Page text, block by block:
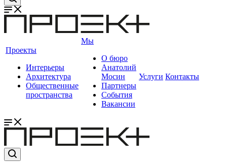
Проекты
Интерьеры
Архитектура
Общественные
пространства
Мы
О бюро
Анатолий
Мосин
Партнеры
События
Вакансии
Услуги Контакты